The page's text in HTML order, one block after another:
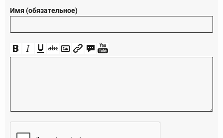
Имя (обязательное)